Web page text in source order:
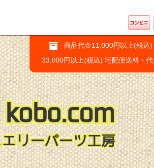
商品代金11,000円以上(税込
33,000円以上(税込) 宅配便送料・